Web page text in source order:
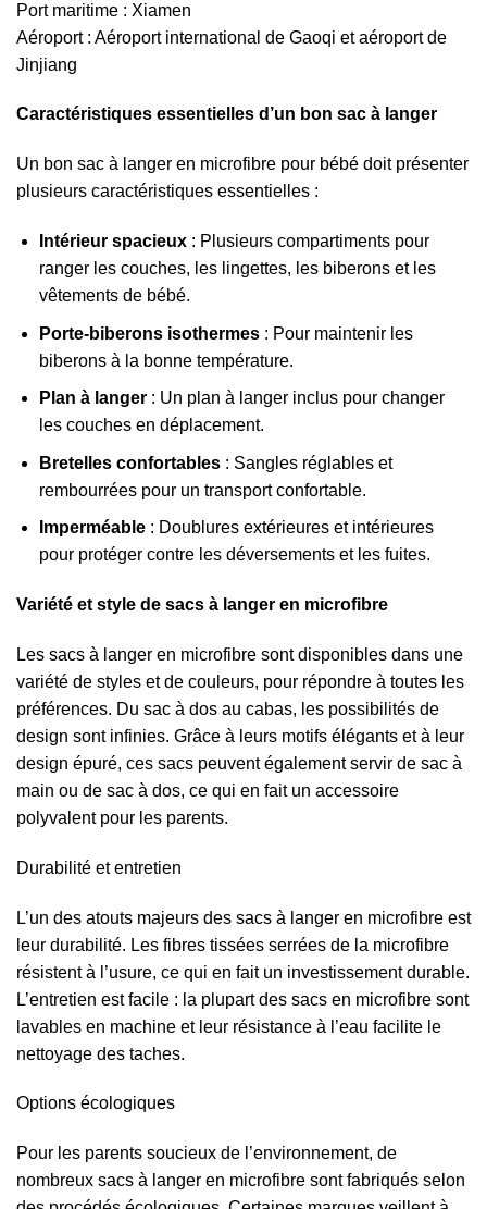
Port maritime : Xiamen
Aéroport : Aéroport international de Gaoqi et aéroport de
Jinjiang
Caractéristiques essentielles d’un bon sac à langer
Un bon sac à langer en microfibre pour bébé doit présenter
plusieurs caractéristiques essentielles :
Intérieur spacieux: Plusieurs compartiments pour
ranger les couches, les lingettes, les biberons et les
vêtements de bébé.
Porte-biberons isothermes: Pour maintenir les
biberons à la bonne température.
Plan à langer: Un plan à langer inclus pour changer
les couches en déplacement.
Bretelles confortables: Sangles réglables et
rembourrées pour un transport confortable.
Imperméable: Doublures extérieures et intérieures
pour protéger contre les déversements et les fuites.
Variété et style de sacs à langer en microfibre
Les sacs à langer en microfibre sont disponibles dans une
variété de styles et de couleurs, pour répondre à toutes les
préférences. Du sac à dos au cabas, les possibilités de
design sont infinies. Grâce à leurs motifs élégants et à leur
design épuré, ces sacs peuvent également servir de sac à
main ou de sac à dos, ce qui en fait un accessoire
polyvalent pour les parents.
Durabilité et entretien
L’un des atouts majeurs des sacs à langer en microfibre est
leur durabilité. Les fibres tissées serrées de la microfibre
résistent à l’usure, ce qui en fait un investissement durable.
L’entretien est facile : la plupart des sacs en microfibre sont
lavables en machine et leur résistance à l’eau facilite le
nettoyage des taches.
Options écologiques
Pour les parents soucieux de l’environnement, de
nombreux sacs à langer en microfibre sont fabriqués selon